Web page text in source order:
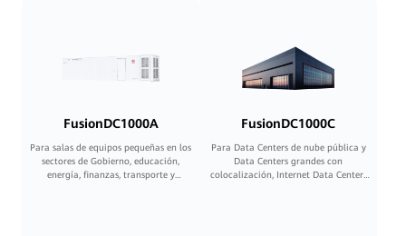
FusionDC1000A
Para salas de equipos pequeñas en los
sectores de Gobierno, educación,
energía, finanzas, transporte y
FusionDC1000C
Para Data Centers de nube pública y
Data Centers grandes con
colocalización, Internet Data Centers